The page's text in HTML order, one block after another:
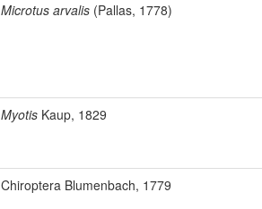
Microtus arvalis (Pallas, 1778)
Myotis Kaup, 1829
Chiroptera Blumenbach, 1779